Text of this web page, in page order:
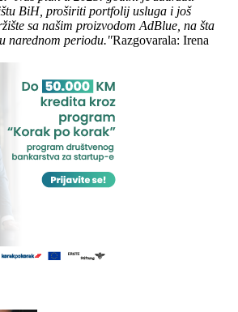
BiH, proširiti portfolij usluga i još
sa našim proizvodom AdBlue, na šta
narednom periodu."Razgovarala: Irena